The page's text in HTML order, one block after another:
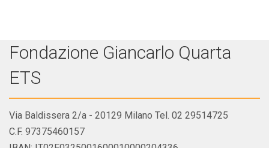
Fondazione Giancarlo Quarta
ETS
Via Baldissera 2/a - 20129 Milano Tel. 02 29514725
C.F. 97375460157